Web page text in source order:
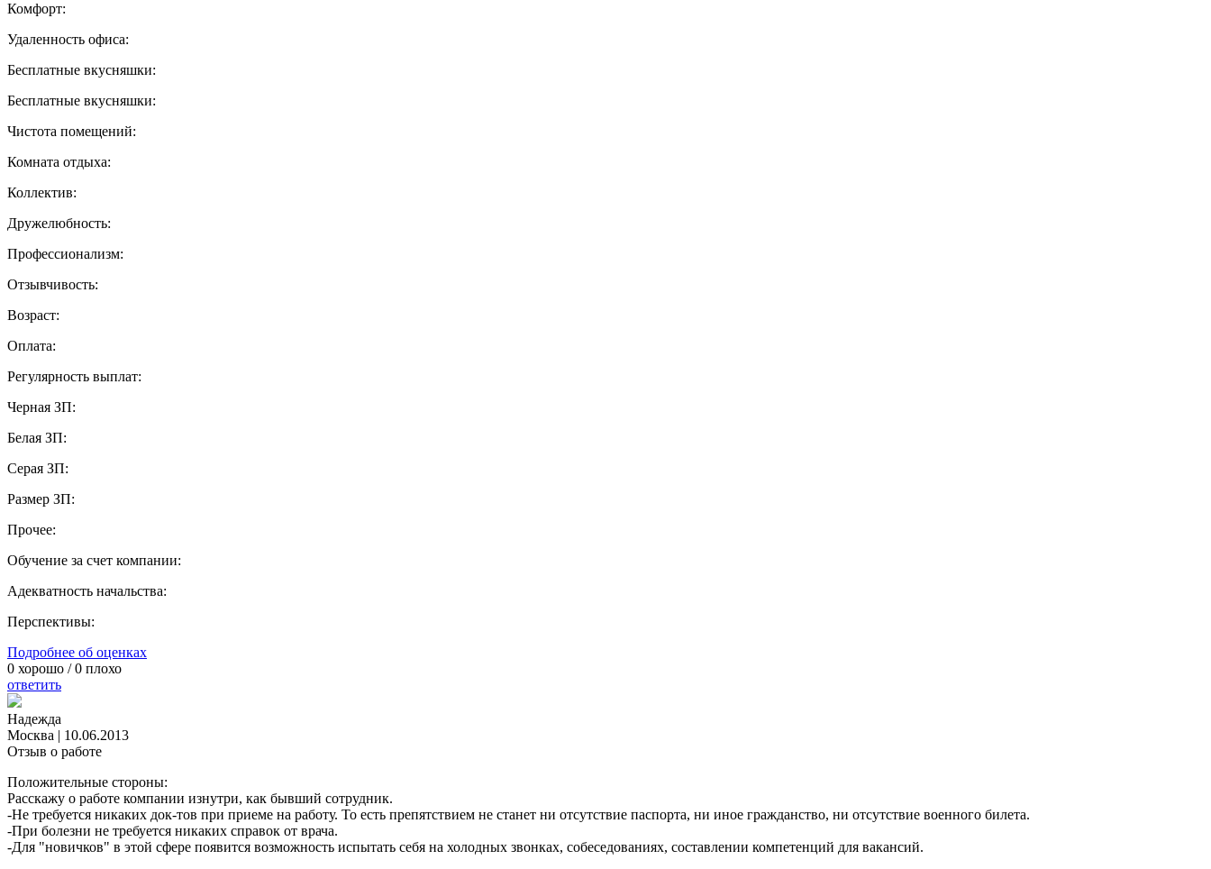
Комфорт:
Удаленность офиса:
Бесплатные вкусняшки:
Бесплатные вкусняшки:
Чистота помещений:
Комната отдыха:
Коллектив:
Дружелюбность:
Профессионализм:
Отзывчивость:
Возраст:
Оплата:
Регулярность выплат:
Черная ЗП:
Белая ЗП:
Серая ЗП:
Размер ЗП:
Прочее:
Обучение за счет компании:
Адекватность начальства:
Перспективы:
Подробнее об оценках
0 хорошо /0 плохо
ответить
Надежда
Москва | 10.06.2013
Отзыв о работе
Положительные стороны:
Расскажу о работе компании изнутри, как бывший сотрудник.
-Не требуется никаких док-тов при приеме на работу. То есть препятствием не станет ни отсутствие паспорта, ни иное гражданство, ни отсутствие военного билета.
-При болезни не требуется никаких справок от врача.
-Для "новичков" в этой сфере появится возможность испытать себя на холодных звонках, собеседованиях, составлении компетенций для вакансий.